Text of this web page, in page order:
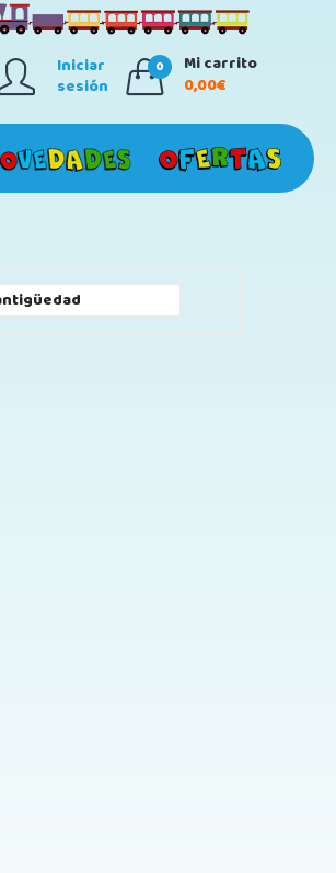
Iniciar
sesión
0
Mi carrito
0,00€